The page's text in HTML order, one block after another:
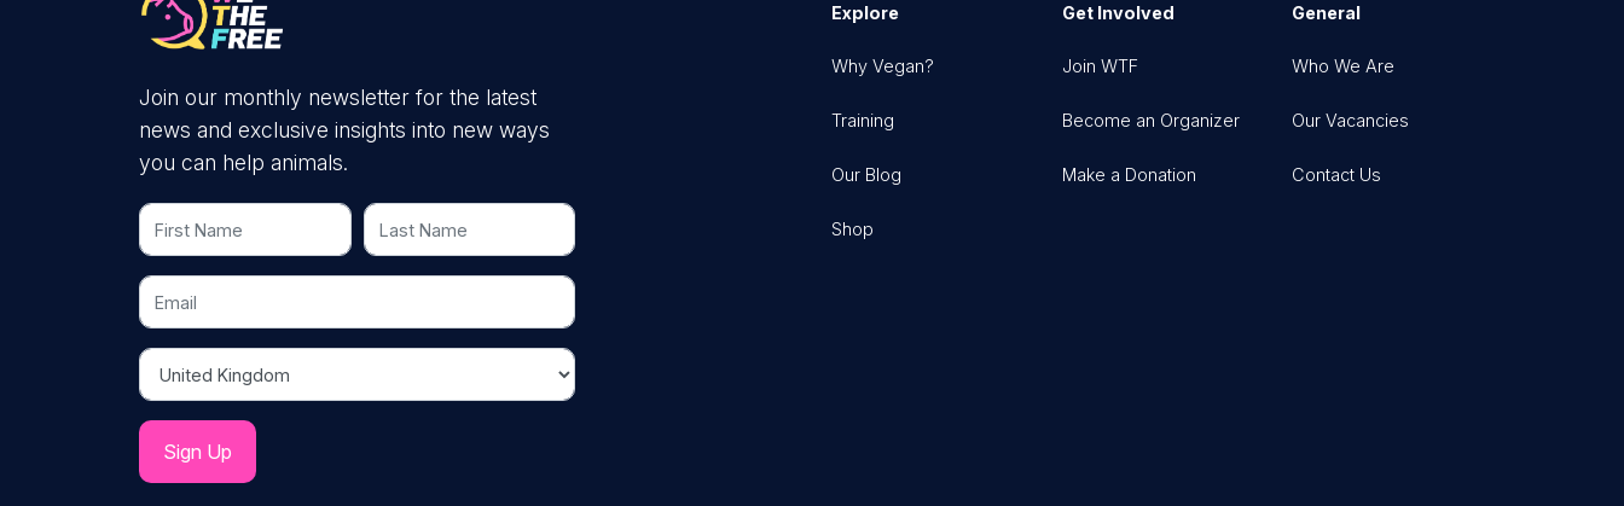
Join our monthly newsletter for the latest
news and exclusive insights into new ways
you can help animals.
First Name Last Name
Email
Country
Explore
Why Vegan?
Training
Our Blog
Shop
Get Involved
Join WTF
Become an Organizer
Make a Donation
General
Who We Are
Our Vacancies
Contact Us